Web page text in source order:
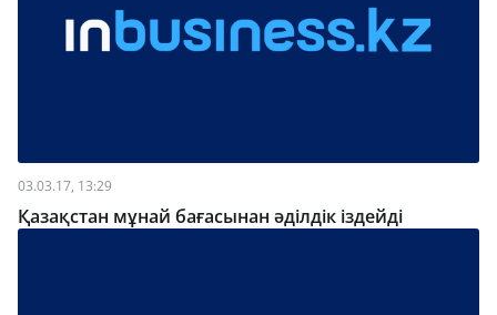
03.03.17, 13:29
Қазақстан мұнай бағасынан әділдік іздейді